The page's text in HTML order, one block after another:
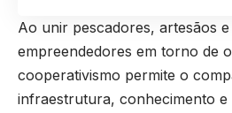
Ao unir pescadores, artesãos
empreendedores em torno de
cooperativismo permite o
infraestrutura, conhecimento